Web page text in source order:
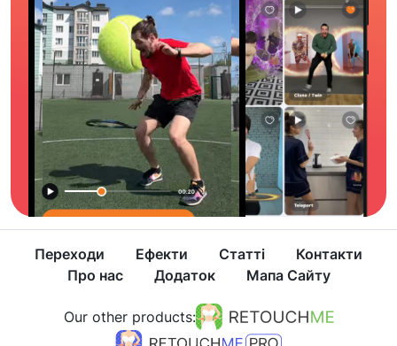
Переходи Ефекти Статті
Контакти
Про нас
Додаток Мапа Сайту
Our other products: